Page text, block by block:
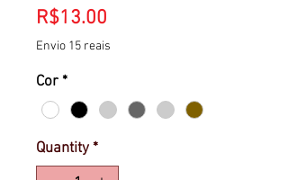
R$13.00
Envio 15 reais
Cor *
Quantity *